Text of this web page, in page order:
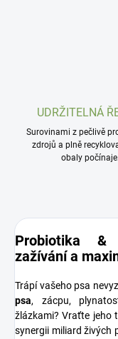
UDRŽITELNÁ
Surovinami z pečlivě
zdrojů a plně
obaly počínaje.
Probiotika &
zažívání a
Trápí vašeho psa
psa, zácpu,
žlázkami? Vraťte jeho
synergii miliard živých